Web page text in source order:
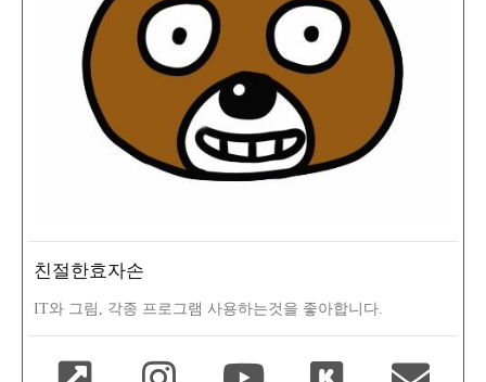
친절한효자손
IT와 그림, 각종 프로그램 사용하는것을 좋아합니다.